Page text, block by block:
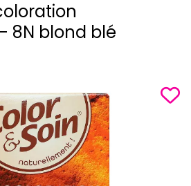
8N blond blé